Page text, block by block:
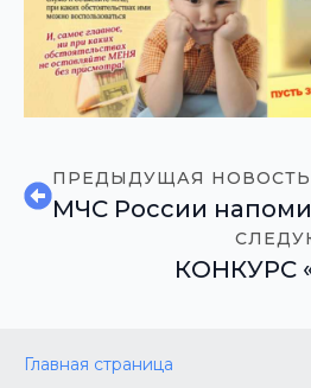
ПРЕДЫДУЩАЯ НОВОСТЬ
МЧС России
КОНКУРС
Главная страница